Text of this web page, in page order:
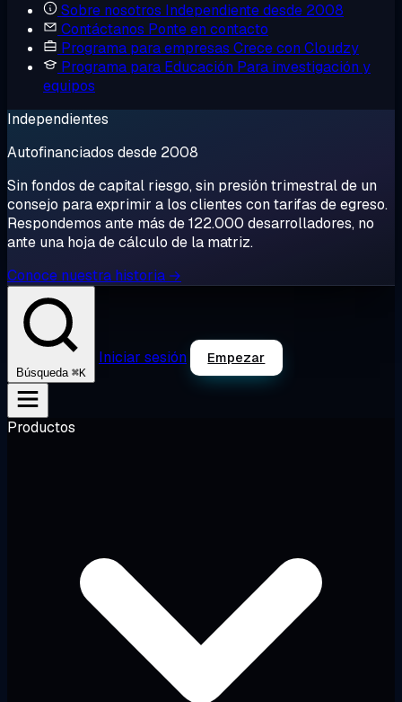
Sobre nosotros Independiente desde 2008
Contáctanos Ponte en contacto
Programa para empresas Crece con Cloudzy
Programa para Educación Para investigación y
equipos
Independientes
Autofinanciados desde 2008
Sin fondos de capital riesgo, sin presión trimestral de un
consejo para exprimir a los clientes con tarifas de egreso.
Respondemos ante más de 122.000 desarrolladores, no
ante una hoja de cálculo de la matriz.
Conoce nuestra historia →
Búsqueda ⌘K
Iniciar sesión Empezar
Productos